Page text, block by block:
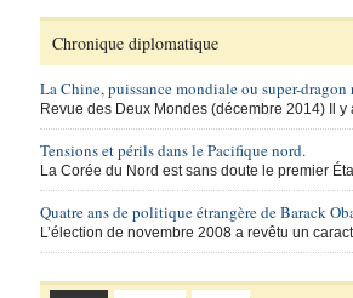
Chronique diplomatique
La Chine, puissance mondiale ou super-dragon
Revue des Deux Mondes (décembre 2014) Il y
Tensions et périls dans le Pacifique nord.
La Corée du Nord est sans doute le premier
Quatre ans de politique étrangère de Barack
L’élection de novembre 2008 a revêtu un